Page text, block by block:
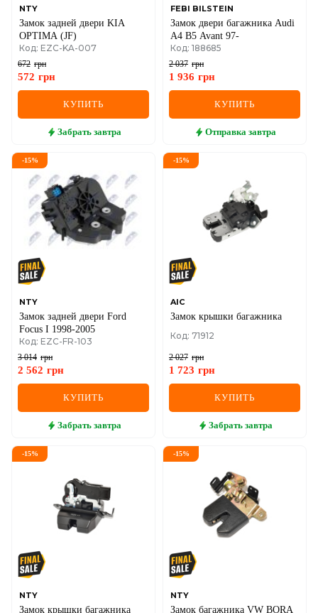
NTY
Замок задней двери KIA
OPTIMA (JF)
Код: EZC-KA-007
672 грн
572 грн
КУПИТЬ
Забрать завтра
FEBI BILSTEIN
Замок двери багажника Audi
A4 B5 Avant 97-
Код: 188685
2 037 грн
1 936 грн
КУПИТЬ
Отправка завтра
-15%
NTY
Замок задней двери Ford
Focus I 1998-2005
Код: EZC-FR-103
3 014 грн
2 562 грн
КУПИТЬ
Забрать завтра
-15%
AIC
Замок крышки багажника
Код: 71912
2 027 грн
1 723 грн
КУПИТЬ
Забрать завтра
-15%
NTY
Замок крышки багажника
-15%
NTY
Замок багажника VW BORA